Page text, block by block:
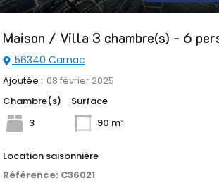
Maison / Villa 3 chambre(s) - 6
56340 Carnac
Ajoutée : 08 février 2025
Chambre(s)
3
Surface
90 m²
Location saisonnière
Référence: C36021